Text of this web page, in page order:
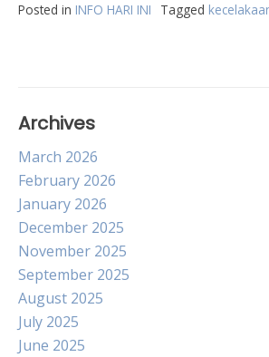
Posted in INFO HARI INI Tagged
Archives
March 2026
February 2026
January 2026
December 2025
November 2025
September 2025
August 2025
July 2025
June 2025